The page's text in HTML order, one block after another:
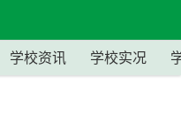
学校资讯 学校实况